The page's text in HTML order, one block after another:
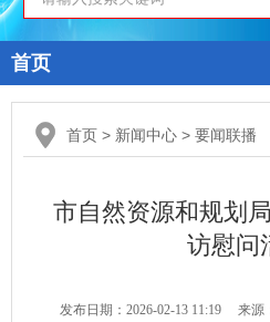
首页
首页 > 新闻中心 > 要闻联播
市自然资源和规划
访慰问
发布日期：2026-02-13 11:19 来源